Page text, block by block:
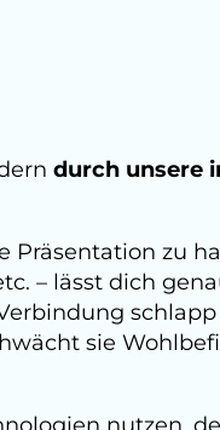
durch unsere
zu
– lässt dich
sie